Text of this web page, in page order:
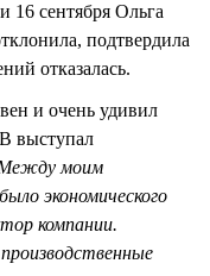
16 сентября Ольга
подтвердила
отказалась.
и очень удивил
выступал
моим
экономического
компании.